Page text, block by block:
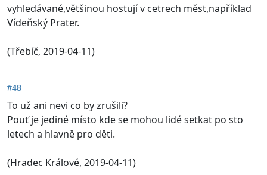
vyhledávané,většinou hostují v cetrech měst,například
Vídeňský Prater.
(Třebíč, 2019-04-11)
#48
To už ani nevi co by zrušili?
Pouť je jediné místo kde se mohou lidé setkat po sto
letech a hlavně pro děti.
(Hradec Králové, 2019-04-11)